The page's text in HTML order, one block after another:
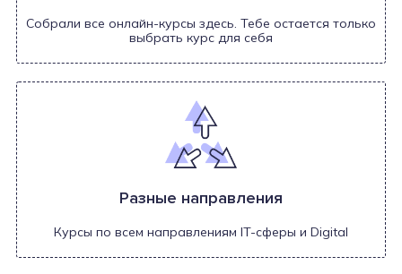
Собрали все онлайн-курсы здесь. Тебе остается только
выбрать курс для себя
Разные направления
Курсы по всем направлениям IT-сферы и Digital